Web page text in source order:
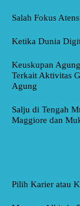
Salah Fokus
Ketika Dunia
Keuskupan
Terkait Aktivitas
Agung
Salju di Tengah
Maggiore dan
Pilih Karier atau